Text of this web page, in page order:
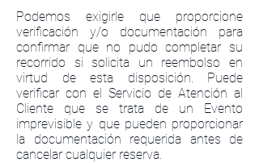
Podemos exigirle que proporcione
verificación y/o documentación para
confirmar que no pudo completar su
recorrido si solicita un reembolso en
virtud de esta disposición. Puede
verificar con el Servicio de Atención al
Cliente que se trata de un Evento
imprevisible y que pueden proporcionar
la documentación requerida antes de
cancelar cualquier reserva.